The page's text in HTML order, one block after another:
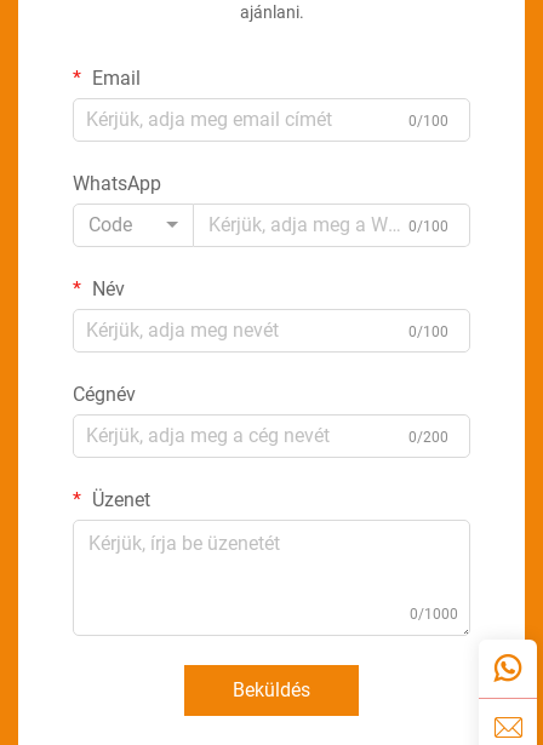
ajánlani.
Email
0/100
WhatsApp
Code
0/100
Név
0/100
Cégnév
0/200
Üzenet
0/1000
Beküldés